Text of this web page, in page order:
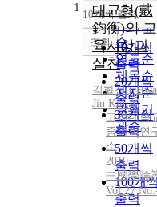
순
인기도
순
연도순
제목순
저자순
발행기
관순
내림차
10개씩 출력
10개씩
출력
20개씩
출력
30개씩
출력
50개씩
출력
100개
출력
조회
1
대균형(戴
鈞衡)의 교
육사상과
실천
김화진 ( Hwa
Jin Kim )
고려대학
중국학연
소
2010
中國學論
Vol.27